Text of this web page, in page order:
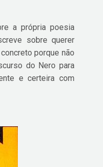
a própria poesia
sobre querer
porque não
do Nero para
e certeira com